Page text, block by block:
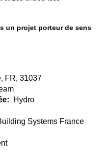
un projet porteur de sens
FR, 31037
Hydro
Systems France